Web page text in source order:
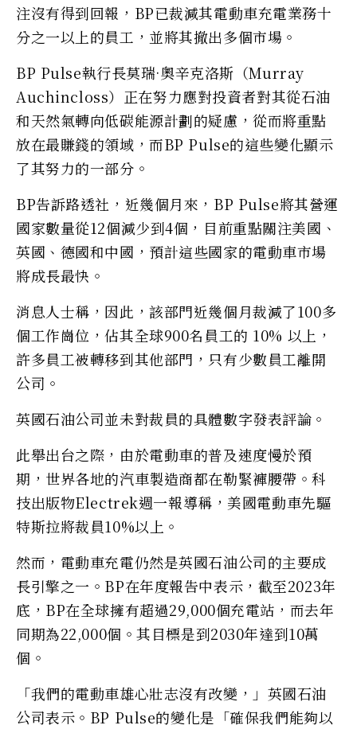
注沒有得到回報，BP已裁減其電動車充電業務十
分之一以上的員工，並將其撤出多個市場。
BP Pulse執行長莫瑞·奧辛克洛斯（Murray
Auchincloss）正在努力應對投資者對其從石油
和天然氣轉向低碳能源計劃的疑慮，從而將重點
放在最賺錢的領域，而BP Pulse的這些變化顯示
了其努力的一部分。
BP告訴路透社，近幾個月來，BP Pulse將其營運
國家數量從12個減少到4個，目前重點關注美國、
英國、德國和中國，預計這些國家的電動車市場
將成長最快。
消息人士稱，因此，該部門近幾個月裁減了100多
個工作崗位，佔其全球900名員工的 10% 以上，
許多員工被轉移到其他部門，只有少數員工離開
公司。
英國石油公司並未對裁員的具體數字發表評論。
此舉出台之際，由於電動車的普及速度慢於預
期，世界各地的汽車製造商都在勒緊褲腰帶。科
技出版物Electrek週一報導稱，美國電動車先驅
特斯拉將裁員10%以上。
然而，電動車充電仍然是英國石油公司的主要成
長引擎之一。BP在年度報告中表示，截至2023年
底，BP在全球擁有超過29,000個充電站，而去年
同期為22,000個。其目標是到2030年達到10萬
個。
「我們的電動車雄心壯志沒有改變，」英國石油
公司表示。BP Pulse的變化是「確保我們能夠以